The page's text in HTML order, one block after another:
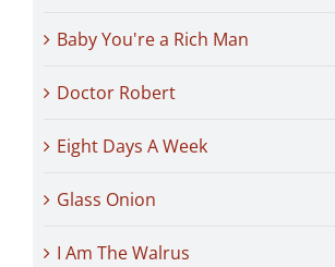
Baby You're a Rich Man
Doctor Robert
Eight Days A Week
Glass Onion
I Am The Walrus